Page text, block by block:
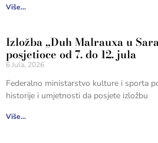
Više...
Izložba „Duh Malrauxa u
posjetioce od 7. do 12. jula
6 Jula, 2026
Federalno ministarstvo kulture i sporta
historije i umjetnosti da posjete izložbu
Više...